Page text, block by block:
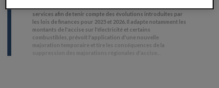
services afin de tenir compte des évolutions introduites par
les lois de finances pour 2025 et 2026. Il adapte notamment les
montants de l'accise sur l'électricité et certains
combustibles, prévoit l'application d'une nouvelle
majoration temporaire et tire les conséquences de la
suppression des majorations régionales d'accise.